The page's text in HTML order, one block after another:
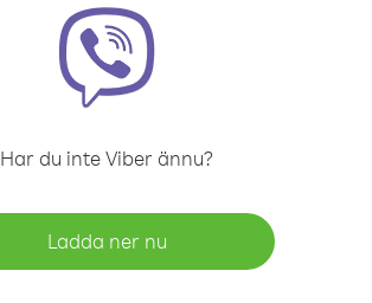
Har du inte Viber ännu?
Ladda ner nu